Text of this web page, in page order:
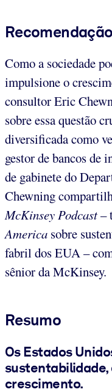
Recomendação
Como a sociedade
impulsione o
consultor Eric
sobre essa questão
diversificada como
gestor de bancos de
de gabinete do
Chewning
McKinsey Podcast–
America sobre
fabril dos EUA –
sênior da McKinsey.
Resumo
Os Estados
sustentabilidade,
crescimento.